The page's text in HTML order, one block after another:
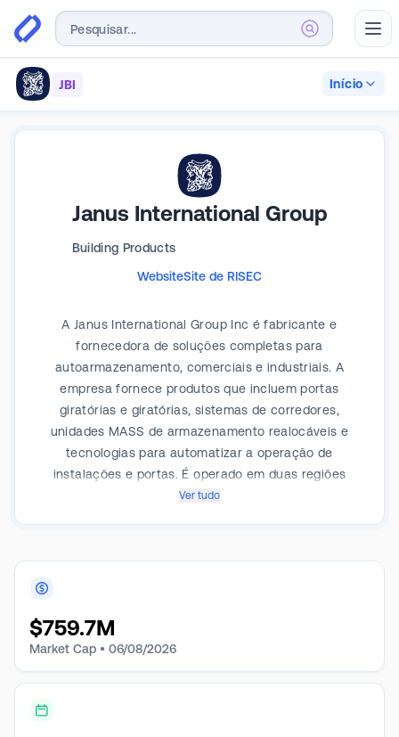
JBI Início
Janus International Group
Building Products
WebsiteSite de RISEC
A Janus International Group Inc é fabricante e
fornecedora de soluções completas para
autoarmazenamento, comerciais e industriais. A
empresa fornece produtos que incluem portas
giratórias e giratórias, sistemas de corredores,
unidades MASS de armazenamento realocáveis e
tecnologias para automatizar a operação de
instalações e portas. É operado em duas regiões
geográficas: Janus North America e Janus
principalmente na Europa e Austrália. O segmento
Janus North America inclui todas as outras entidades.
Ver tudo
$759.7M
Market Cap • 06/08/2026